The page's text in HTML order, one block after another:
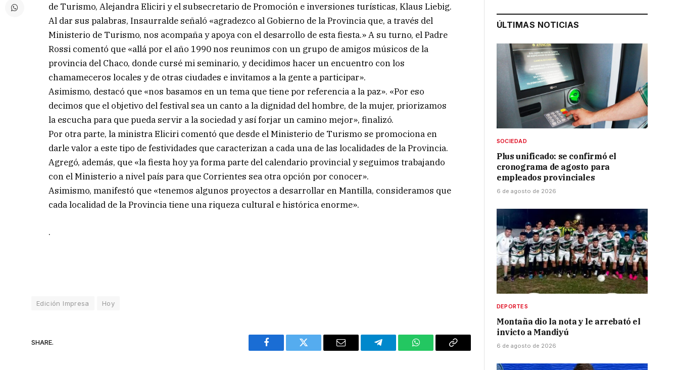
de Turismo, Alejandra Eliciri y el subsecretario de Promoción e inversiones turísticas, Klaus Liebig.
Al dar sus palabras, Insaurralde señaló «agradezco al Gobierno de la Provincia que, a través del
Ministerio de Turismo, nos acompaña y apoya con el desarrollo de esta fiesta.» A su turno, el Padre
Rossi comentó que «allá por el año 1990 nos reunimos con un grupo de amigos músicos de la
provincia del Chaco, donde cursé mi seminario, y decidimos hacer un encuentro con los
chamameceros locales y de otras ciudades e invitamos a la gente a participar».
Asimismo, destacó que «nos basamos en un tema que tiene por referencia a la paz». «Por eso
decimos que el objetivo del festival sea un canto a la dignidad del hombre, de la mujer, priorizamos
la escucha para que pueda servir a la sociedad y así forjar un camino mejor», finalizó.
Por otra parte, la ministra Eliciri comentó que desde el Ministerio de Turismo se promociona en
darle valor a este tipo de festividades que caracterizan a cada una de las localidades de la Provincia.
Agregó, además, que «la fiesta hoy ya forma parte del calendario provincial y seguimos trabajando
con el Ministerio a nivel país para que Corrientes sea otra opción por conocer».
Asimismo, manifestó que «tenemos algunos proyectos a desarrollar en Mantilla, consideramos que
cada localidad de la Provincia tiene una riqueza cultural e histórica enorme».
.
Edición Impresa Hoy
SHARE.
Facebook Twitter Email Telegram WhatsAppCopy
ÚLTIMAS NOTICIAS
SOCIEDAD
Plus unificado: se confirmó el
cronograma de agosto para
empleados provinciales
6 de agosto de 2026
DEPORTES
Montaña dio la nota y le arrebató el
invicto a Mandiyú
6 de agosto de 2026